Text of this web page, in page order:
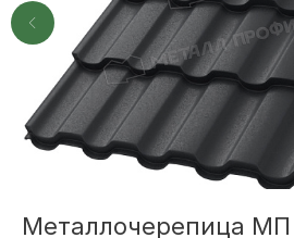
Металлочерепица МП
MAX